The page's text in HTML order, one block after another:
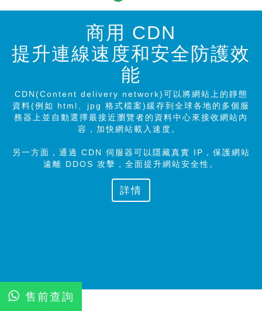
商用 CDN
提升連線速度和安全防護效
能
CDN(Content delivery network)可以將網站上的靜態
資料(例如 html、jpg 格式檔案)緩存到全球各地的多個服
務器上並自動選擇最接近瀏覽者的資料中心來接收網站內
容，加快網站載入速度。
另一方面，通過 CDN 伺服器可以隱藏真實 IP，保護網站
遠離 DDOS 攻擊，全面提升網站安全性。
詳情
售前查詢